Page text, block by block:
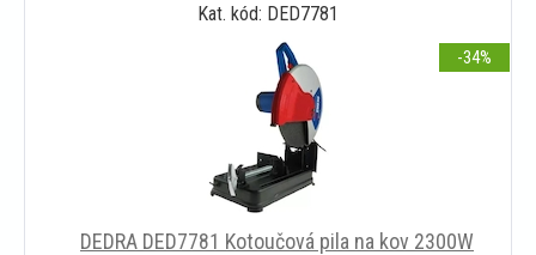
košíku
Kat. kód: DED7781
DEDRA DED7781 Kotoučová pila na kov 2300W
-34